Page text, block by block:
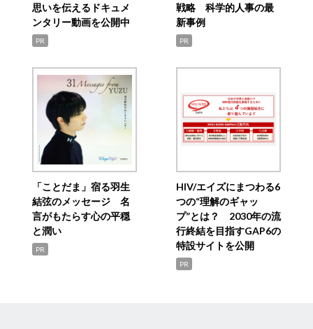
思いを伝えるドキュメ
ンタリー動画を公開中
PR
戦略 科学的人事の最
新事例
PR
「ことだま」宿る羽生
結弦のメッセージ 名
言がもたらす心の平穏
と潤い
PR
HIV/エイズにまつわる6
つの“理解のギャッ
プ”とは？ 2030年の流
行終結を目指すGAP6の
特設サイトを公開
PR